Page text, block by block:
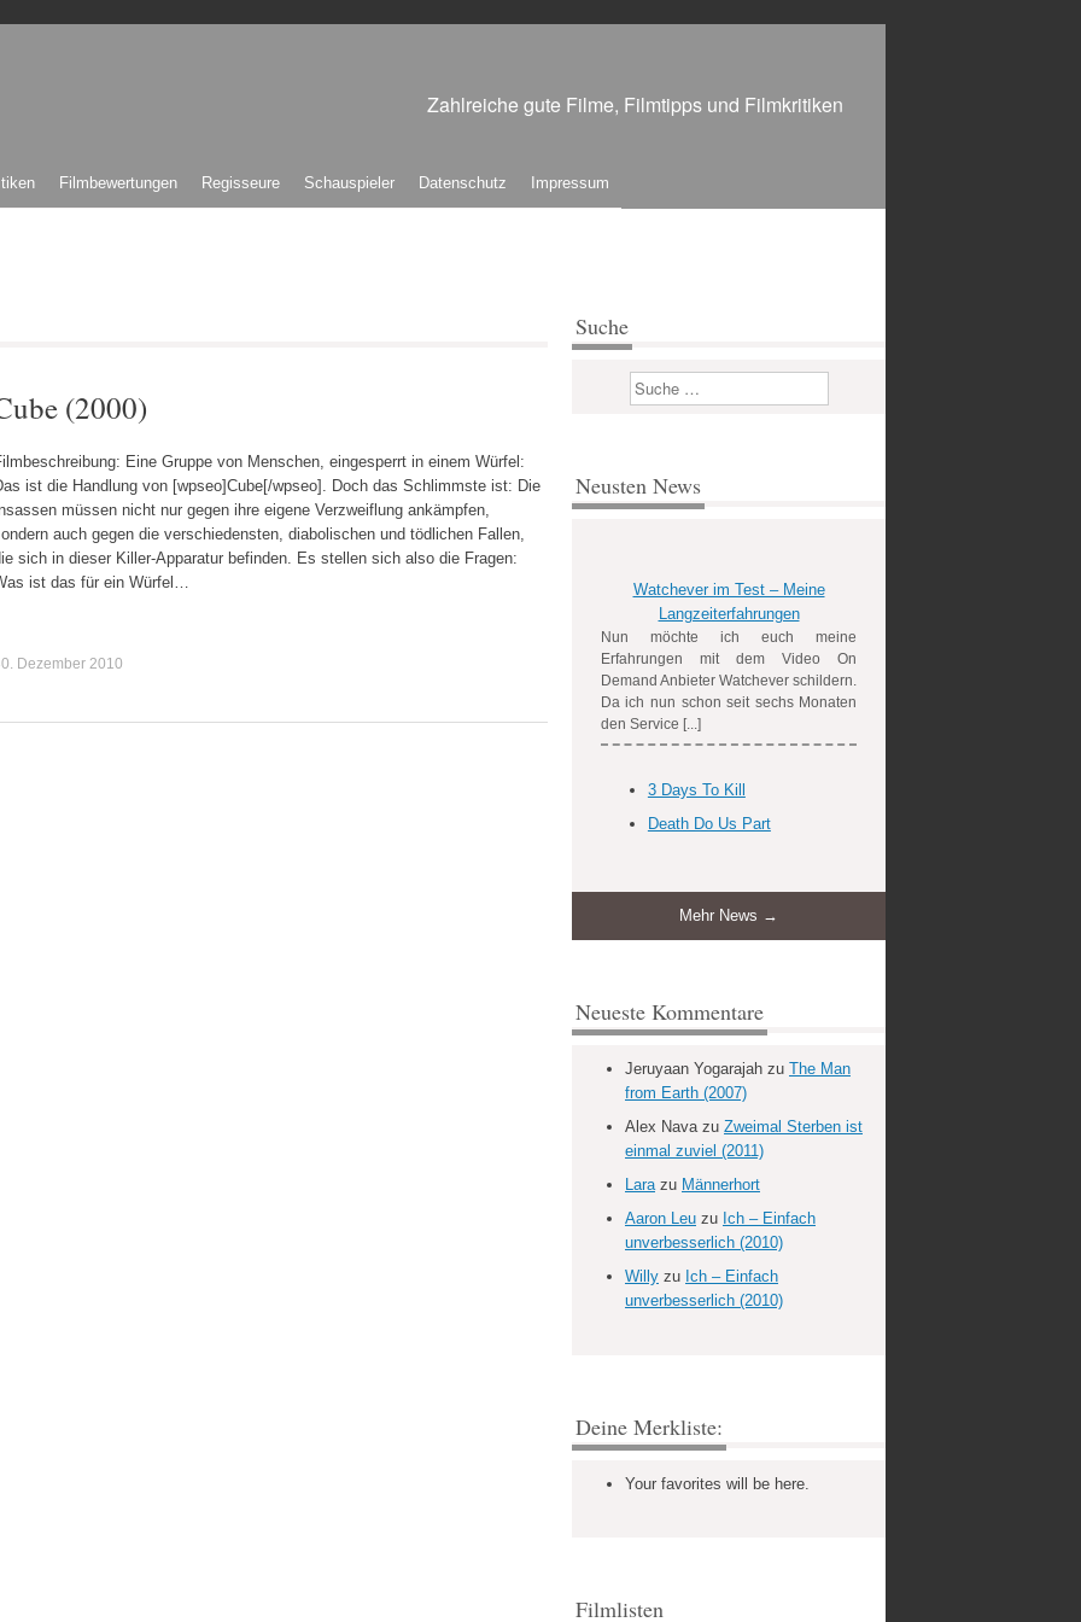
Zahlreiche gute Filme, Filmtipps und Filmkritiken
Filmbewertungen Regisseure Schauspieler Datenschutz Impressum
(2000)
Eine Gruppe von Menschen, eingesperrt in einem Würfel:
ist die Handlung von [wpseo]Cube[/wpseo]. Doch das Schlimmste ist: Die
müssen nicht nur gegen ihre eigene Verzweiflung ankämpfen,
auch gegen die verschiedensten, diabolischen und tödlichen Fallen,
sich in dieser Killer-Apparatur befinden. Es stellen sich also die Fragen:
ist das für ein Würfel…
Dezember 2010
Suche
Suchen
Neusten News
Watchever im Test – Meine
Langzeiterfahrungen
Nun möchte ich euch meine
Erfahrungen mit dem Video On
Demand Anbieter Watchever schildern.
Da ich nun schon seit sechs Monaten
den Service [...]
3 Days To Kill
Death Do Us Part
Mehr News →
Neueste Kommentare
Jeruyaan Yogarajah zu The Man
from Earth (2007)
Alex Navazu Zweimal Sterben ist
einmal zuviel (2011)
Larazu Männerhort
Aaron Leu zu Ich – Einfach
unverbesserlich (2010)
Willy zu Ich – Einfach
unverbesserlich (2010)
Deine Merkliste:
Your favorites will be here.
Filmlisten